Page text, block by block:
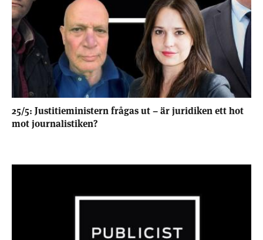
25/5: Justitieministern frågas ut – är juridiken ett hot
mot journalistiken?